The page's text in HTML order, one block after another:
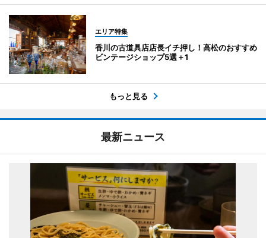
エリア特集
香川の古道具店店長イチ押し！高松のおすすめ
ビンテージショップ5選＋1
もっと見る
最新ニュース